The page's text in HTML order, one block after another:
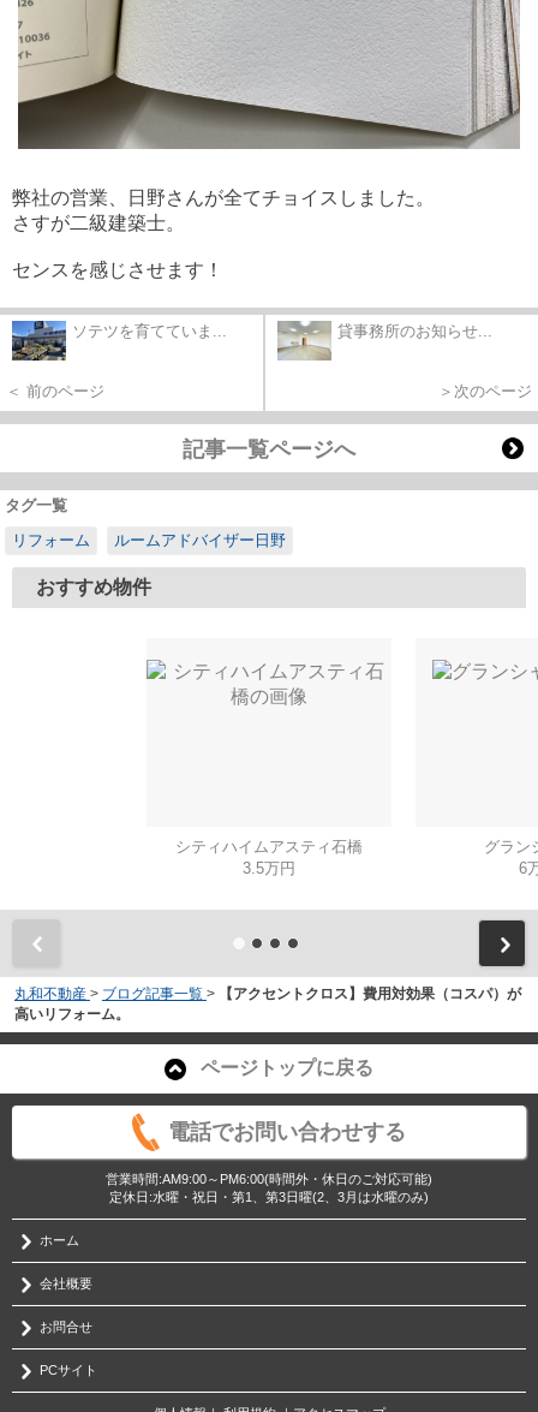
弊社の営業、日野さんが全てチョイスしました。
さすが二級建築士。
センスを感じさせます！
ソテツを育てていま...
＜ 前のページ
貸事務所のお知らせ...
＞次のページ
記事一覧ページへ
タグ一覧
リフォーム
ルームアドバイザー日野
おすすめ物件
シティハイムアスティ石橋
3.5万円
グラン
6
丸和不動産 > ブログ記事一覧 >
【アクセントクロス】費用対効果（コスパ）が
高いリフォーム。
ページトップに戻る
電話でお問い合わせする
営業時間:AM9:00～PM6:00(時間外・休日のご対応可能)
定休日:水曜・祝日・第1、第3日曜(2、3月は水曜のみ)
ホーム
会社概要
お問合せ
PCサイト